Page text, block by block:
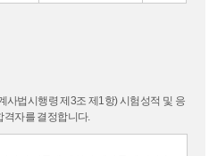
사법시행령 제3조 제1항) 시험성적 및 응
격자를 결정합니다.